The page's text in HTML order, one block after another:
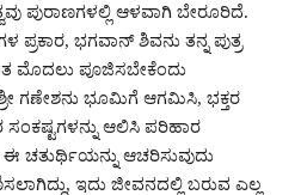
ಪುರಾಣಗಳಲ್ಲಿ ಆಳವಾಗಿ ಬೇರೂರಿದೆ.
ಪ್ರಕಾರ, ಭಗವಾನ್ ಶಿವನು ತನ್ನ ಪುತ್ರ
ಮೊದಲು ಪೂಜಿಸಬೇಕೆಂದು
ಗಣೇಶನು ಭೂಮಿಗೆ ಆಗಮಿಸಿ, ಭಕ್ತರ
ಸಂಕಷ್ಟಗಳನ್ನು ಆಲಿಸಿ ಪರಿಹಾರ
ಚತುರ್ಥಿಯನ್ನು ಆಚರಿಸುವುದು
ಇದು ಜೀವನದಲ್ಲಿ ಬರುವ ಎಲ್ಲ